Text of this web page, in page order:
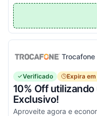
Trocafone
Verificado Expira
10% Off
Exclusivo!
Aproveite agora e